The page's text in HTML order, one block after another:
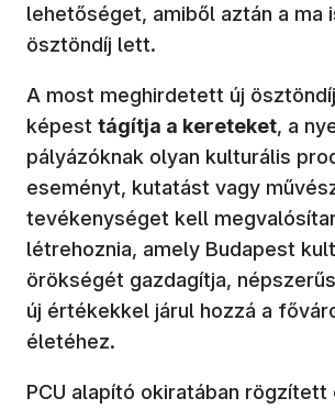
lehetőséget, amiből aztán a ma
ösztöndíj lett.
A most meghirdetett új
képest tágítja a kereteket, a
pályázóknak olyan kulturális
eseményt, kutatást vagy
tevékenységet kell
létrehoznia, amely Budapest
örökségét gazdagítja,
új értékekkel járul hozzá a
életéhez.
PCU alapító okiratában rögzített